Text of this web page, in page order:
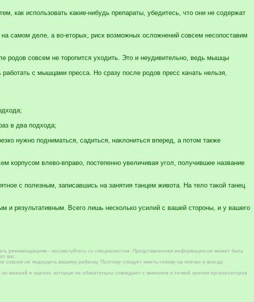
как использовать какие-нибудь препараты, убедитесь, что они не содержат
самом деле, а во-вторых, риск возможных осложнений совсем несопоставим
родов совсем не торопится уходить. Это и неудивительно, ведь мышцы
с мышцами пресса. Но сразу после родов пресс качать нельзя,
в два подхода;
нужно подниматься, садиться, наклониться вперед, а потом также
корпусом влево-вправо, постепенно увеличивая угол, получившее название
с полезным, записавшись на занятия танцем живота. На тело такой танец
и результативным. Всего лишь несколько усилий с вашей стороны, и у вашего
рекомендациям - посоветуйтесь со специалистом. Представленная информация не может быть
вас.
не подходить вашему ребенку. Поэтому следует иметь голову на плечах и всегда
мнений и оценок, которые не обязательно совпадают с мнением и точкой зрения организаторов